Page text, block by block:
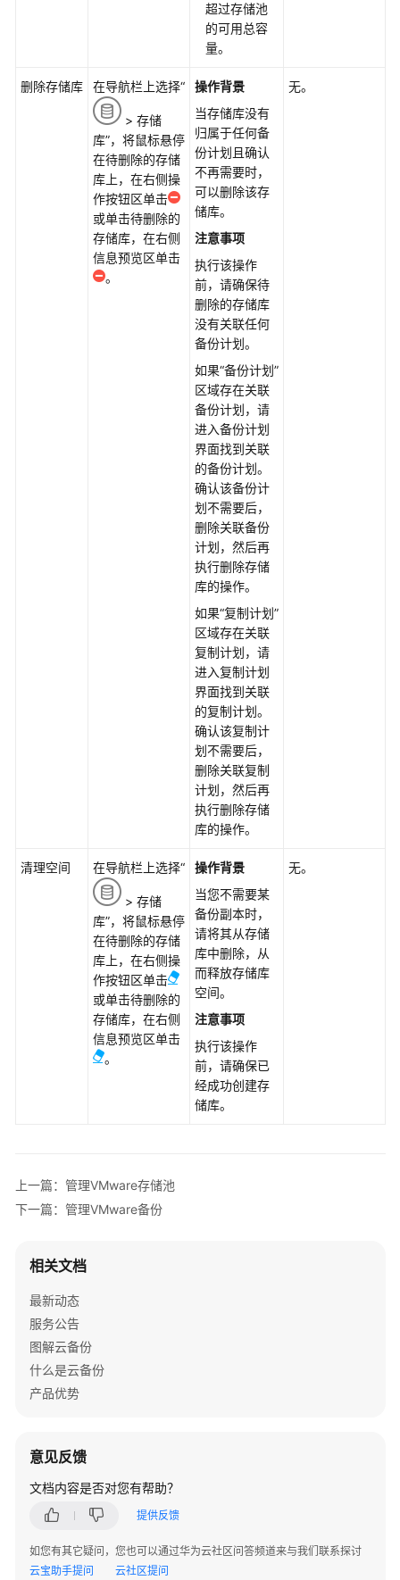
份
eBackup
eBackup
VMware
准
VMware
份
存
储
行
VMware
备
使
VMware
备
恢
复
超过存储池
的可用总容
量。
删除存储库 在导航栏上选择“
> 存储
库”，将鼠标悬停
在待删除的存储
库上，在右侧操
作按钮区单击
或单击待删除的
存储库，在右侧
信息预览区单击
。
操作背景
当存储库没有
归属于任何备
份计划且确认
不再需要时，
可以删除该存
储库。
注意事项
执行该操作
前，请确保待
删除的存储库
没有关联任何
备份计划。
如果“备份计划”
区域存在关联
备份计划，请
进入备份计划
界面找到关联
的备份计划。
确认该备份计
划不需要后，
删除关联备份
计划，然后再
执行删除存储
库的操作。
如果“复制计划”
区域存在关联
复制计划，请
进入复制计划
界面找到关联
的复制计划。
确认该复制计
划不需要后，
删除关联复制
计划，然后再
执行删除存储
库的操作。
无。
清理空间 在导航栏上选择“
> 存储
库”，将鼠标悬停
在待删除的存储
库上，在右侧操
作按钮区单击
或单击待删除的
存储库，在右侧
信息预览区单击
。
操作背景
当您不需要某
备份副本时，
请将其从存储
库中删除，从
而释放存储库
空间。
注意事项
执行该操作
前，请确保已
经成功创建存
储库。
无。
上一篇：管理VMware存储池
下一篇：管理VMware备份
相关文档
最新动态
服务公告
图解云备份
什么是云备份
产品优势
意见反馈
文档内容是否对您有帮助？
提供反馈
如您有其它疑问，您也可以通过华为云社区问答频道来与我们联系探讨
云宝助手提问
云社区提问